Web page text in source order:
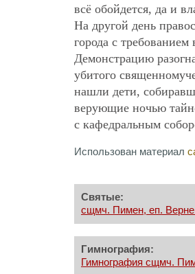
всё обойдется, да и
На другой день
города с требованием
Демонстрацию
убитого
нашли дети,
верующие ночью
с кафедральным
Использован материал
Святые:
сщмч. Пимен, еп.
Гимнография:
Гимнография сщмч.